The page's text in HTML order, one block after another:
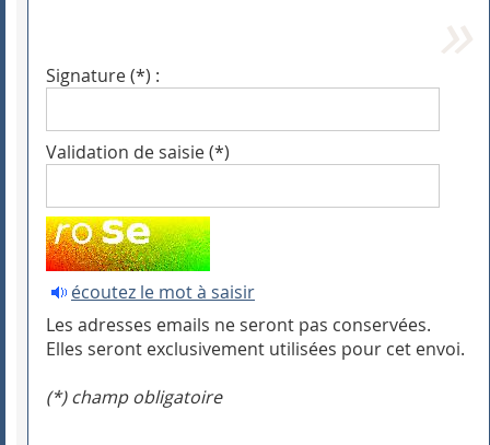
Signature (*) :
Validation de saisie (*)
écoutez le mot à saisir
Les adresses emails ne seront pas conservées.
Elles seront exclusivement utilisées pour cet envoi.
(*) champ obligatoire